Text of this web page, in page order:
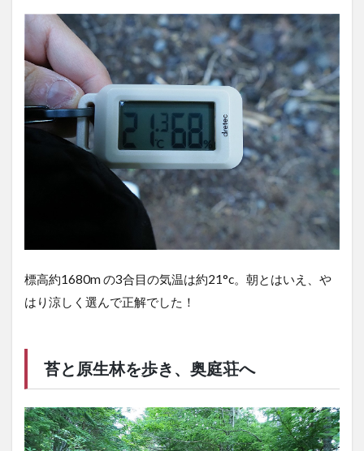
標高約1680m の3合目の気温は約21°c。朝とはいえ、や
はり涼しく選んで正解でした！
苔と原生林を歩き、奥庭荘へ